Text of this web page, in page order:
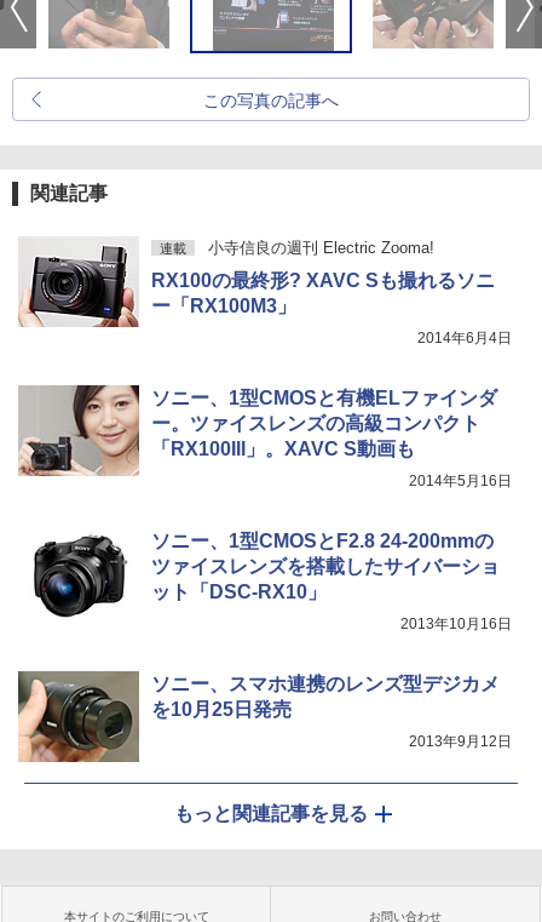
この写真の記事へ
関連記事
連載 小寺信良の週刊 Electric Zooma!
RX100の最終形? XAVC Sも撮れるソニ
ー「RX100M3」
2014年6月4日
ソニー、1型CMOSと有機ELファインダ
ー。ツァイスレンズの高級コンパクト
「RX100III」。XAVC S動画も
2014年5月16日
ソニー、1型CMOSとF2.8 24-200mmの
ツァイスレンズを搭載したサイバーショ
ット「DSC-RX10」
2013年10月16日
ソニー、スマホ連携のレンズ型デジカメ
を10月25日発売
2013年9月12日
もっと関連記事を見る
本サイトのご利用について お問い合わせ